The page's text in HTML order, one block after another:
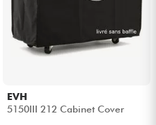
EVH
5150III 212 Cabinet Cover